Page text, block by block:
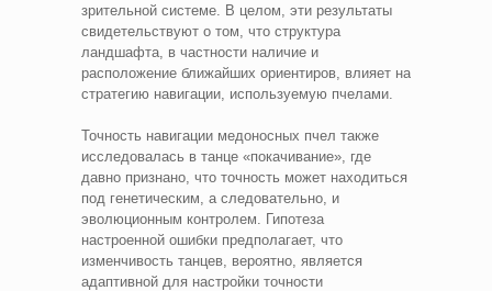
зрительной системе. В целом, эти результаты
свидетельствуют о том, что структура
ландшафта, в частности наличие и
расположение ближайших ориентиров, влияет на
стратегию навигации, используемую пчелами.
Точность навигации медоносных пчел также
исследовалась в танце «покачивание», где
давно признано, что точность может находиться
под генетическим, а следовательно, и
эволюционным контролем. Гипотеза
настроенной ошибки предполагает, что
изменчивость танцев, вероятно, является
адаптивной для настройки точности